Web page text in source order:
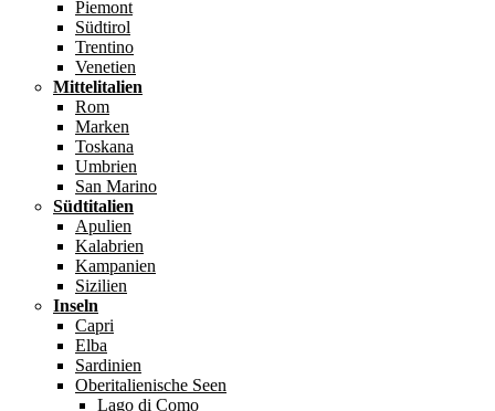
Piemont
Südtirol
Trentino
Venetien
Mittelitalien
Rom
Marken
Toskana
Umbrien
San Marino
Südtitalien
Apulien
Kalabrien
Kampanien
Sizilien
Inseln
Capri
Elba
Sardinien
Oberitalienische Seen
Lago di Como